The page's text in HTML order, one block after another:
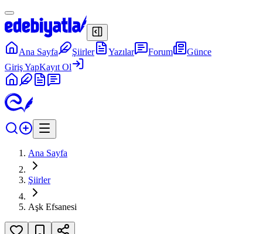
Ana Sayfa Şiirler Yazılar Forum
Günce
Giriş YapKayıt Ol
Ana Sayfa
Şiirler
Aşk Efsanesi